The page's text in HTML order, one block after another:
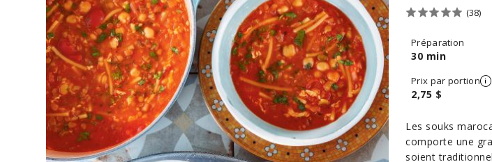
(38)
Préparation
30 min
Prix par portion
2,75 $
Les souks
comporte une
soient